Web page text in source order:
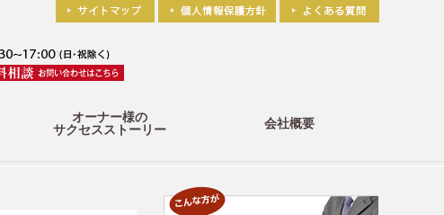
オーナー様の
サクセスストーリー
会社概要